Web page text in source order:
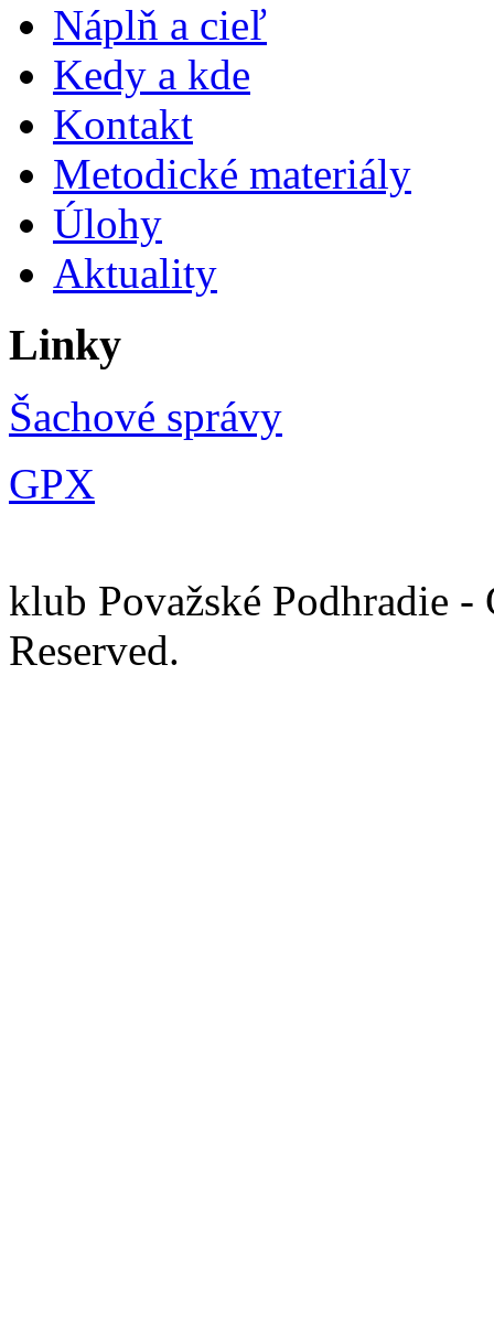
Náplň a cieľ
Kedy a kde
Kontakt
Metodické materiály
Úlohy
Aktuality
Linky
Šachové správy
GPX
klub Považské Podhradie